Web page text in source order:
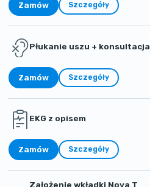
Zamów Szczegóły
Płukanie uszu + konsultacja
Zamów Szczegóły
EKG z opisem
Zamów Szczegóły
Założenie wkładki Nova T